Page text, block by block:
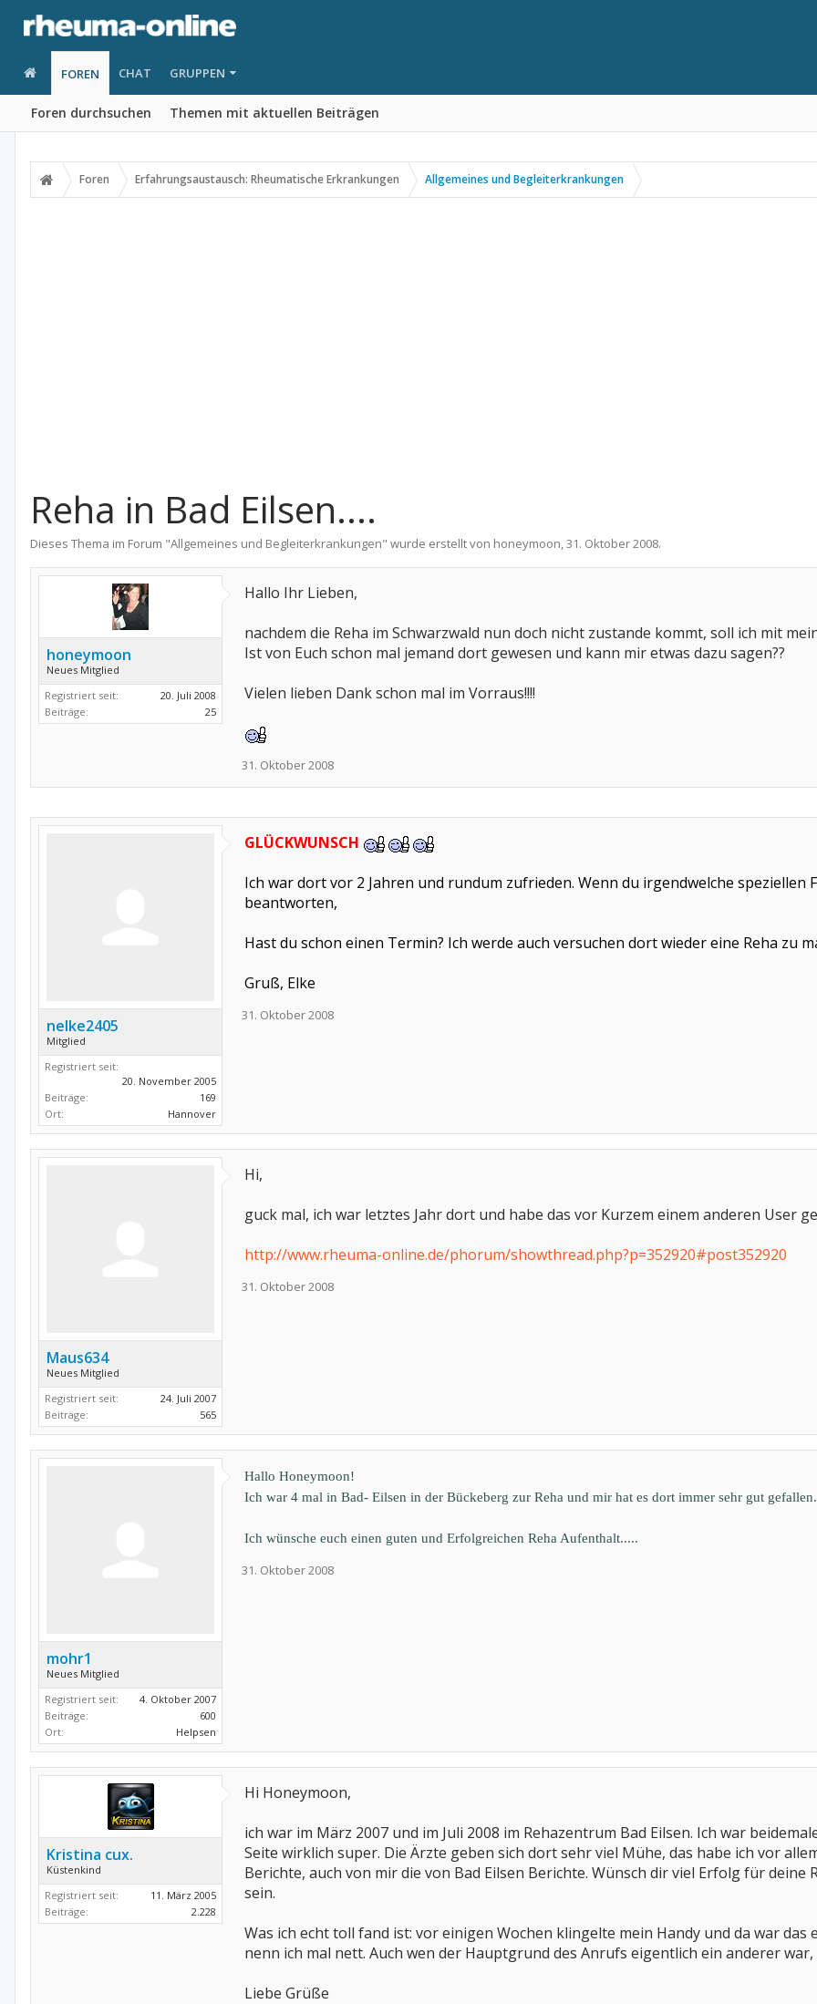
FOREN
Foren durchsuchen Themen mit aktuellen Beiträgen
CHAT GRUPPEN
Foren Erfahrungsaustausch: Rheumatische Erkrankungen Allgemeines und Begleiterkrankungen
Reha in Bad Eilsen....
Dieses Thema im Forum "Allgemeines und Begleiterkrankungen" wurde erstellt von honeymoon,31. Oktober 2008.
honeymoon
Neues Mitglied
Registriert seit:
20. Juli 2008
Beiträge:
25
Hallo Ihr Lieben,
nachdem die Reha im Schwarzwald nun doch nicht zustande kommt, soll ich mit
Ist von Euch schon mal jemand dort gewesen und kann mir etwas dazu sagen??
Vielen lieben Dank schon mal im Vorraus!!!!
31. Oktober 2008
nelke2405
Mitglied
Registriert seit:
20. November 2005
Beiträge:
169
Ort:
Hannover
GLÜCKWUNSCH
Ich war dort vor 2 Jahren und rundum zufrieden. Wenn du irgendwelche speziellen
beantworten,
Hast du schon einen Termin? Ich werde auch versuchen dort wieder eine Reha zu
Gruß, Elke
31. Oktober 2008
Maus634
Neues Mitglied
Registriert seit:
24. Juli 2007
Beiträge:
565
Hi,
guck mal, ich war letztes Jahr dort und habe das vor Kurzem einem anderen User
http://www.rheuma-online.de/phorum/showthread.php?p=352920#post352920
31. Oktober 2008
mohr1
Neues Mitglied
Registriert seit:
4. Oktober 2007
Beiträge:
600
Ort:
Helpsen
Hallo Honeymoon!
Ich war 4 mal in Bad- Eilsen in der Bückeberg zur Reha und mir hat es dort immer sehr gut
Ich wünsche euch einen guten und Erfolgreichen Reha Aufenthalt.....
31. Oktober 2008
Kristina cux.
Küstenkind
Registriert seit:
11. März 2005
Beiträge:
2.228
Hi Honeymoon,
ich war im März 2007 und im Juli 2008 im Rehazentrum Bad Eilsen. Ich war
Seite wirklich super. Die Ärzte geben sich dort sehr viel Mühe, das habe ich vor
Berichte, auch von mir die von Bad Eilsen Berichte. Wünsch dir viel Erfolg für
sein.
Was ich echt toll fand ist: vor einigen Wochen klingelte mein Handy und da war das
nenn ich mal nett. Auch wen der Hauptgrund des Anrufs eigentlich ein anderer
Liebe Grüße